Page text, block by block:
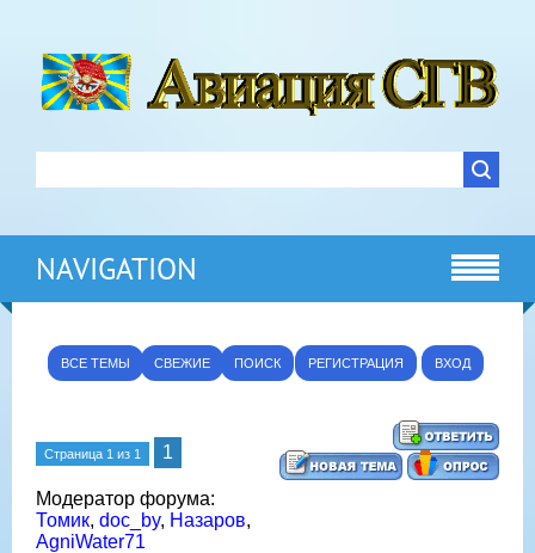
NAVIGATION
ВСЕ ТЕМЫ СВЕЖИЕ ПОИСК РЕГИСТРАЦИЯ ВХОД
Страница 1 из 1 1
Модератор форума:
Томик, doc_by, Назаров,
AgniWater71